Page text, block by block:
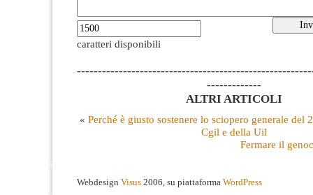
caratteri disponibili
-------------
ALTRI ARTICOLI
« Perché è giusto sostenere lo sciopero generale del
Cgil e della Uil
Fermare il
Webdesign Visus 2006, su piattaforma WordPress